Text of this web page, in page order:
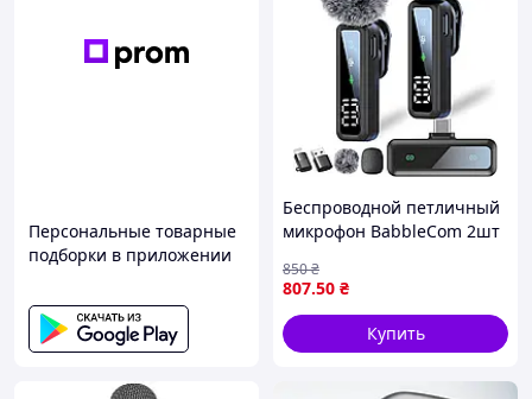
Персональные товарные
подборки в приложении
Беспроводной петличный
микрофон BabbleCom 2шт
для iPhone, Android, PC,
для влогов, TikTok, пения,
YouTube
807.50 ₴
850₴
Купить